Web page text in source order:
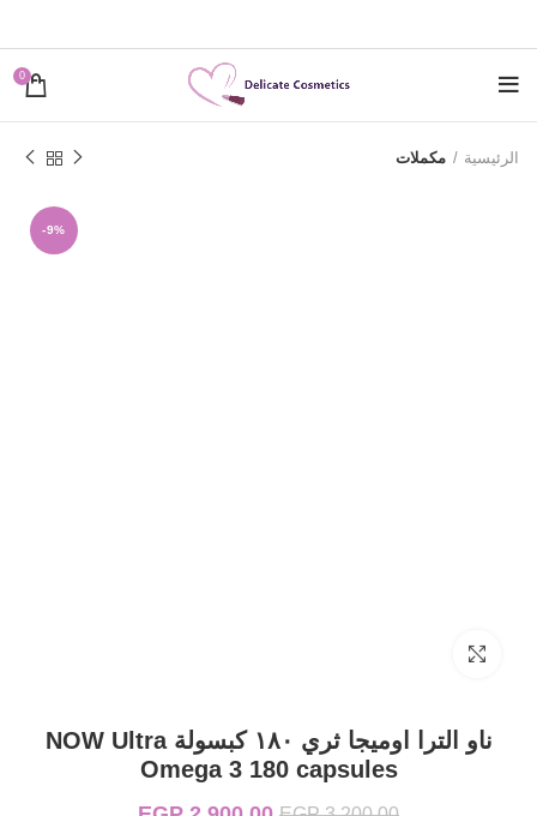
0
الرئيسية مكملات
-9%
ناو الترا اوميجا ثري ١٨٠ كبسولة NOW Ultra
Omega 3 180 capsules